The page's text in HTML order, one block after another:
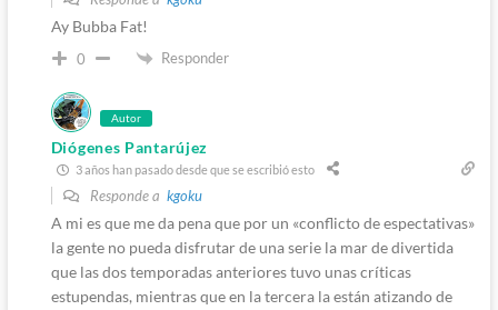
Ay Bubba Fat!
0 Responder
Autor
Diógenes Pantarújez
3 años han pasado desde que se escribió esto
Responde a kgoku
A mi es que me da pena que por un «conflicto de espectativas»
la gente no pueda disfrutar de una serie la mar de divertida
que las dos temporadas anteriores tuvo unas críticas
estupendas, mientras que en la tercera la están atizando de